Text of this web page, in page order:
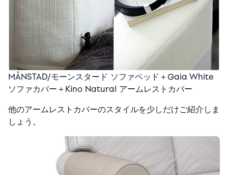
MÅNSTAD/モーンスタード ソファベッド＋Gaia White
ソファカバー＋Kino Natural アームレストカバー
他のアームレストカバーのスタイルを少しだけご紹介しま
しょう。